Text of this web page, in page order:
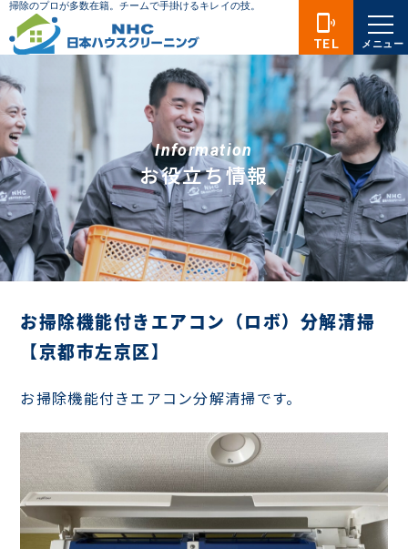
Information
お役立ち情報
お掃除機能付きエアコン（ロボ）分解清掃
【京都市左京区】
お掃除機能付きエアコン分解清掃です。
phonelink_ring
TEL メニュー